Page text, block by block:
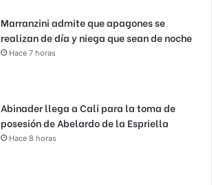
Marranzini admite que apagones se
realizan de día y niega que sean de noche
Hace 7 horas
Abinader llega a Cali para la toma de
posesión de Abelardo de la Espriella
Hace 8 horas